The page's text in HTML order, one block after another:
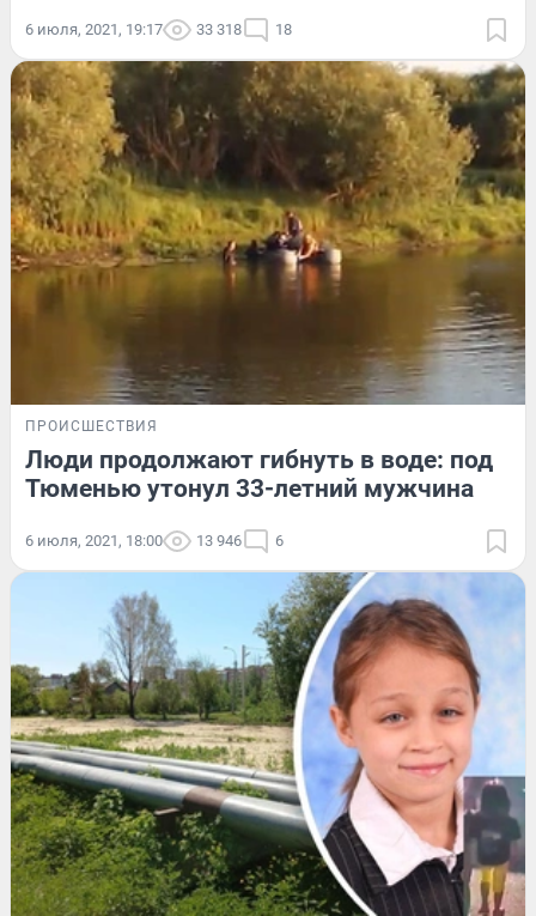
6 июля, 2021, 19:17 33 318 18
ПРОИСШЕСТВИЯ
Люди продолжают гибнуть в воде: под
Тюменью утонул 33-летний мужчина
6 июля, 2021, 18:00 13 946 6